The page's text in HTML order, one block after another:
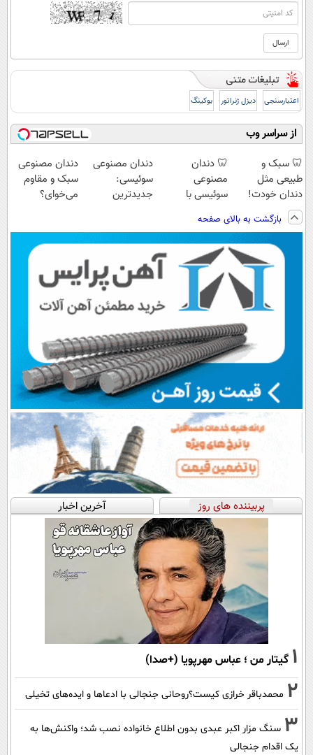
اعتبارسنجی دیزل ژنراتور بوکینگ
از سراسر وب
🦷 سبک و
طبیعی مثل
دندان خودت!
نصب آسان و
پرداخت اقساطی
💳 📍 تهران
🦷 دندان
مصنوعی
سوئیسی با
دیجیتال |
پرداخت در 4
قسط |📍 تهران
دندان مصنوعی
سوئیسی:
جدیدترین
پرداخت قسطی
دندان مصنوعی
سبک و مقاوم
می‌خوای؟
📍تهران
بازگشت به بالای صفحه
پربیننده های روز آخرین اخبار
1 گیتار من ؛ عباس مهرپویا (+صدا)
2 محمدباقر خرازی کیست؟روحانی جنجالی با ادعاها و ایده‌های تخیلی
3 سنگ مزار اکبر عبدی بدون اطلاع خانواده نصب شد؛ واکنش‌ها به
یک اقدام جنجالی